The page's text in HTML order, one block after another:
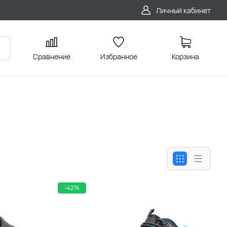
Личный кабинет
Сравнение Избранное Корзина
-42%